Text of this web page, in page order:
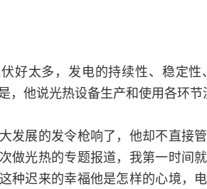
太多，发电的持续性、稳定性
，他说光热设备生产和使用各环节
展的发令枪响了，他却不直接
做光热的专题报道，我第一时间
种迟来的幸福他是怎样的心境，